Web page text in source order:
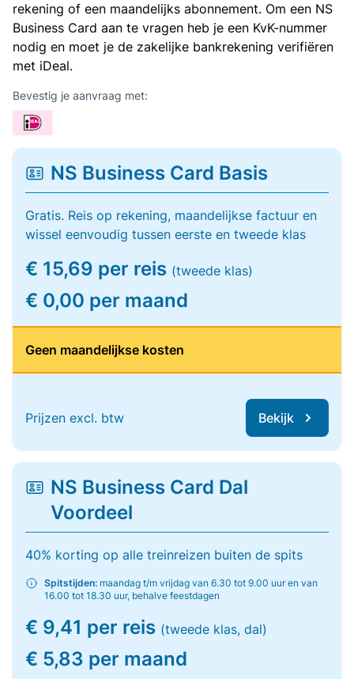
rekening of een maandelijks abonnement. Om een NS
Business Card aan te vragen heb je een KvK-nummer
nodig en moet je de zakelijke bankrekening verifiëren
met iDeal.
Bevestig je aanvraag met:
NS Business Card Basis
Gratis. Reis op rekening, maandelijkse factuur en
wissel eenvoudig tussen eerste en tweede klas
€ 15,69 per reis (tweede klas)
€ 0,00 per maand
Geen maandelijkse kosten
Prijzen excl. btw Bekijk
NS Business Card Dal
Voordeel
40% korting op alle treinreizen buiten de spits
Spitstijden: maandag t/m vrijdag van 6.30 tot 9.00 uur en van
16.00 tot 18.30 uur, behalve feestdagen
€ 9,41 per reis (tweede klas, dal)
€ 5,83 per maand